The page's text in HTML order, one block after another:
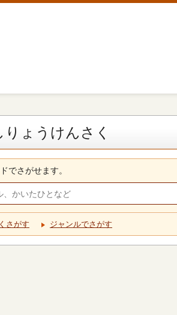
りょうけんさく
でさがせます。
さがす ジャンルでさがす